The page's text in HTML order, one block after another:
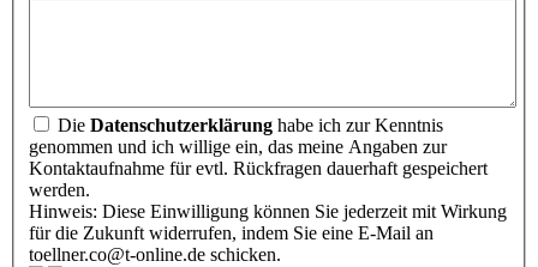
Die Datenschutzerklärung habe ich zur Kenntnis
genommen und ich willige ein, das meine Angaben zur
Kontaktaufnahme für evtl. Rückfragen dauerhaft gespeichert
werden.
Hinweis: Diese Einwilligung können Sie jederzeit mit Wirkung
für die Zukunft widerrufen, indem Sie eine E-Mail an
toellner.co@t-online.de schicken.